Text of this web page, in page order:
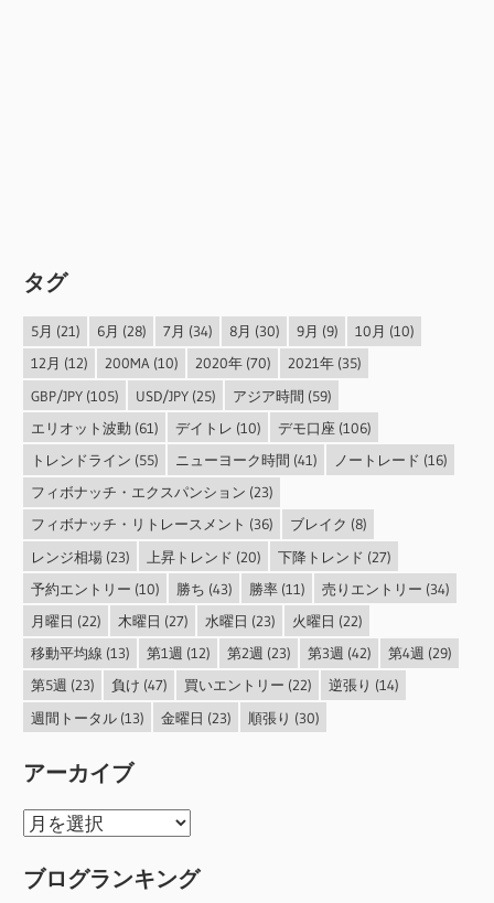
タグ
5月 (21) 6月 (28) 7月 (34) 8月 (30) 9月 (9) 10月 (10)
12月 (12) 200MA(10) 2020年(70) 2021年(35)
GBP/JPY(105) USD/JPY(25) アジア時間 (59)
エリオット波動 (61) デイトレ (10) デモ口座 (106)
トレンドライン (55) ニューヨーク時間 (41) ノートレード (16)
フィボナッチ・エクスパンション (23)
フィボナッチ・リトレースメント (36) ブレイク (8)
レンジ相場(23) 上昇トレンド (20) 下降トレンド (27)
予約エントリー (10) 勝ち (43) 勝率(11) 売りエントリー (34)
月曜日 (22) 木曜日 (27) 水曜日 (23) 火曜日 (22)
移動平均線 (13) 第1週 (12) 第2週 (23) 第3週 (42) 第4週 (29)
第5週 (23) 負け (47) 買いエントリー (22) 逆張り (14)
週間トータル(13) 金曜日 (23) 順張り (30)
アーカイブ
ア
カ
ブログランキング